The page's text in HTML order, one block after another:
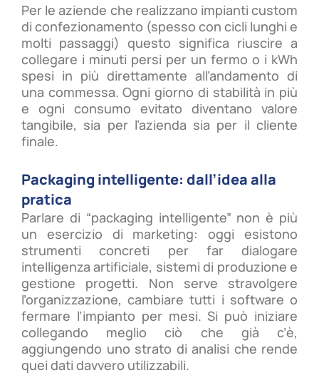
Per le aziende che realizzano impianti custom
di confezionamento (spesso con cicli lunghi e
molti passaggi) questo significa riuscire a
collegare i minuti persi per un fermo o i kWh
spesi in più direttamente all’andamento di
una commessa. Ogni giorno di stabilità in più
e ogni consumo evitato diventano valore
tangibile, sia per l’azienda sia per il cliente
finale.
Packaging intelligente: dall’idea alla
pratica
Parlare di “packaging intelligente” non è più
un esercizio di marketing: oggi esistono
strumenti concreti per far dialogare
intelligenza artificiale, sistemi di produzione e
gestione progetti. Non serve stravolgere
l’organizzazione, cambiare tutti i software o
fermare l’impianto per mesi. Si può iniziare
collegando meglio ciò che già c’è,
aggiungendo uno strato di analisi che rende
quei dati davvero utilizzabili.